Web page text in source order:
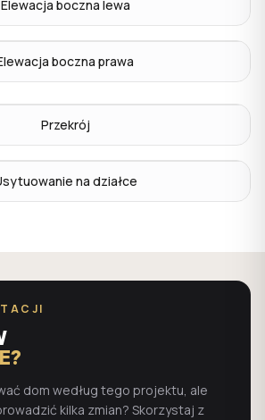
Elewacja boczna lewa
boczna prawa
Przekrój
na działce
dom według tego projektu, ale
kilka zmian? Skorzystaj z